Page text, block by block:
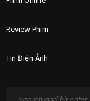
Review Phim
Tin Điện Ảnh